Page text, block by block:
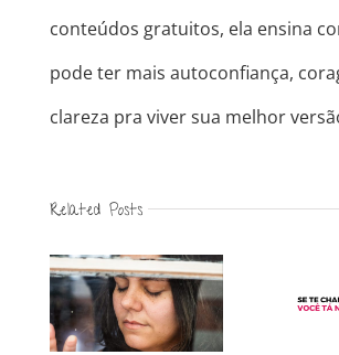
conteúdos gratuitos, ela ensina
pode ter mais autoconfiança,
clareza pra viver sua melhor
Related Posts